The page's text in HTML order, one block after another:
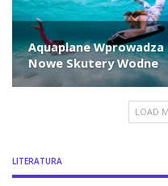
Aquaplane Wprowadza
Nowe Skutery Wodne
LOAD
LITERATURA